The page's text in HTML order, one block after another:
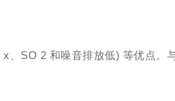
、SO 2 和噪音排放低) 等优点。